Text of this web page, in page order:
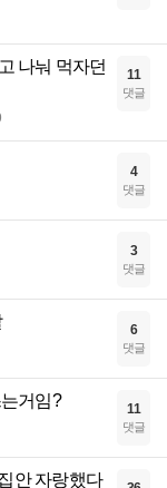
나눠 먹자던
11
댓글
4
댓글
3
댓글
6
댓글
거임? 11
댓글
안 자랑했다